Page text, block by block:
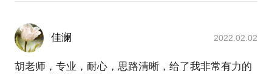
佳澜 2022.02.02
胡老师，专业，耐心，思路清晰，给了我非常有力的